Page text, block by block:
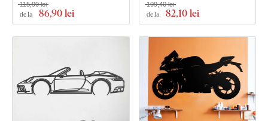
de la 86,90 lei
115,90 lei
de la 82,10 lei
109,40 lei